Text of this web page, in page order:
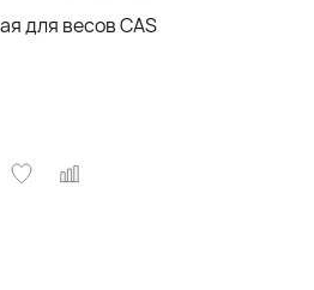
для весов CАS